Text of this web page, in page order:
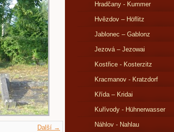
Další →
Hradčany - Kummer
Hvězdov – Höflitz
Jablonec – Gablonz
Jezová – Jezowai
Kostřice - Kosterzitz
Kracmanov - Kratzdorf
Křída – Kridai
Kuřívody - Hühnerwasser
Náhlov - Nahlau